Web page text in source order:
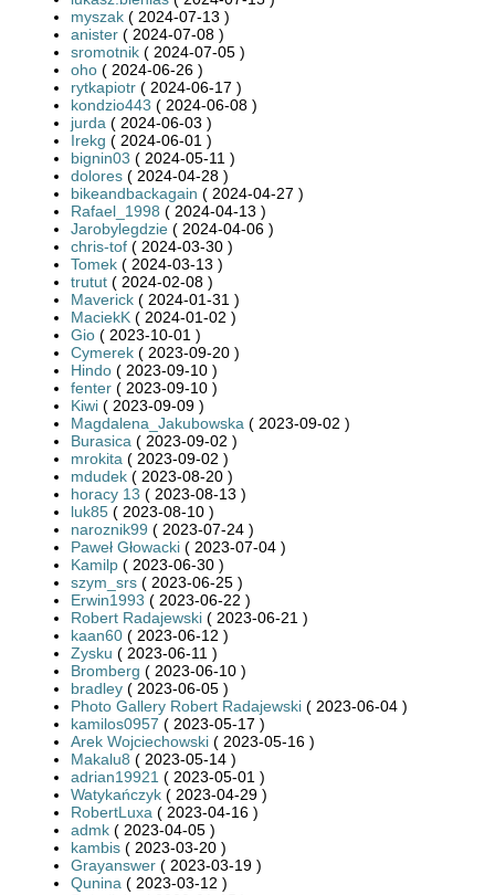
myszak ( 2024-07-13 )
anister ( 2024-07-08 )
sromotnik ( 2024-07-05 )
oho ( 2024-06-26 )
rytkapiotr ( 2024-06-17 )
kondzio443 ( 2024-06-08 )
jurda ( 2024-06-03 )
Irekg ( 2024-06-01 )
bignin03 ( 2024-05-11 )
dolores ( 2024-04-28 )
bikeandbackagain ( 2024-04-27 )
Rafael_1998 ( 2024-04-13 )
Jarobylegdzie ( 2024-04-06 )
chris-tof ( 2024-03-30 )
Tomek ( 2024-03-13 )
trutut ( 2024-02-08 )
Maverick ( 2024-01-31 )
MaciekK ( 2024-01-02 )
Gio ( 2023-10-01 )
Cymerek ( 2023-09-20 )
Hindo ( 2023-09-10 )
fenter ( 2023-09-10 )
Kiwi ( 2023-09-09 )
Magdalena_Jakubowska ( 2023-09-02 )
Burasica ( 2023-09-02 )
mrokita ( 2023-09-02 )
mdudek ( 2023-08-20 )
horacy 13 ( 2023-08-13 )
luk85 ( 2023-08-10 )
naroznik99 ( 2023-07-24 )
Paweł Głowacki ( 2023-07-04 )
Kamilp ( 2023-06-30 )
szym_srs ( 2023-06-25 )
Erwin1993 ( 2023-06-22 )
Robert Radajewski ( 2023-06-21 )
kaan60 ( 2023-06-12 )
Zysku ( 2023-06-11 )
Bromberg ( 2023-06-10 )
bradley ( 2023-06-05 )
Photo Gallery Robert Radajewski ( 2023-06-04 )
kamilos0957 ( 2023-05-17 )
Arek Wojciechowski ( 2023-05-16 )
Makalu8 ( 2023-05-14 )
adrian19921 ( 2023-05-01 )
Watykańczyk ( 2023-04-29 )
RobertLuxa ( 2023-04-16 )
admk ( 2023-04-05 )
kambis ( 2023-03-20 )
Grayanswer ( 2023-03-19 )
Qunina ( 2023-03-12 )